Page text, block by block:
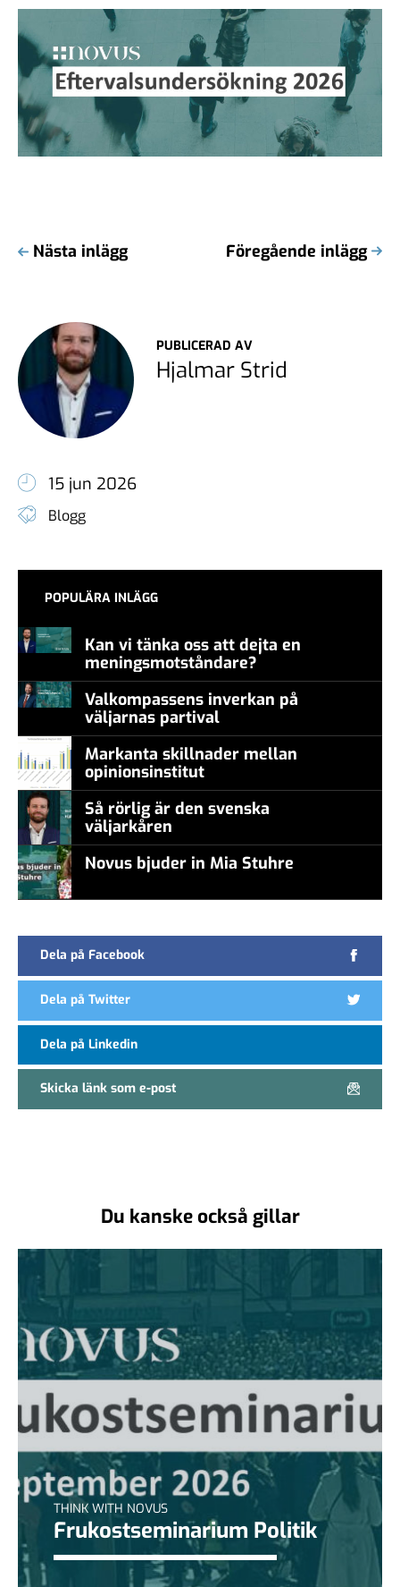
Nästa inlägg Föregående inlägg
PUBLICERAD AV
Hjalmar Strid
15 jun 2026
Blogg
POPULÄRA INLÄGG
Kan vi tänka oss att dejta en
meningsmotståndare?
Valkompassens inverkan på
väljarnas partival
Markanta skillnader mellan
opinionsinstitut
Så rörlig är den svenska
väljarkåren
Novus bjuder in Mia Stuhre
Dela på Facebook
Dela på Twitter
Dela på Linkedin
Skicka länk som e-post
Du kanske också gillar
THINK WITH NOVUS
Frukostseminarium Politik